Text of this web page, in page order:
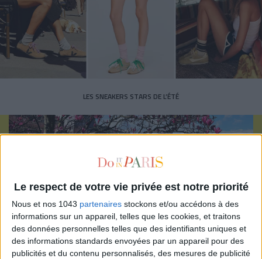
Le respect de votre vie privée est notre priorité
Nous et nos 1043 partenaires stockons et/ou accédons à des
informations sur un appareil, telles que les cookies, et traitons
des données personnelles telles que des identifiants uniques et
des informations standards envoyées par un appareil pour des
publicités et du contenu personnalisés, des mesures de publicité
LES SNEAKERS STARS DE L’ÉTÉ
Inscrivez-vous à notre newsletter
S'INSCRIRE